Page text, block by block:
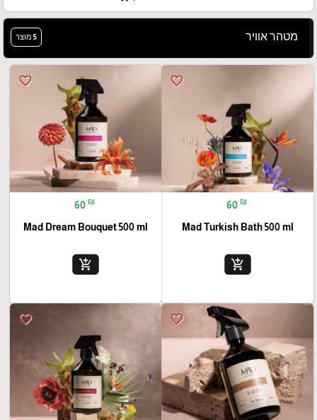
מטהר אוויר 5 מוצר
favorite_border
60 ₪
Mad Turkish Bath 500 ml
add_shopping_cart
favorite_border
60 ₪
Mad Dream Bouquet 500 ml
add_shopping_cart
favorite_border
favorite_border